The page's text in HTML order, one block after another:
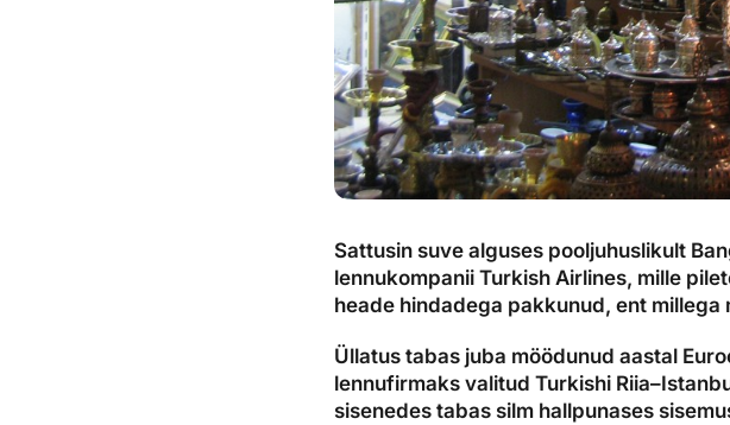
Sattusin suve alguses pooljuhuslikult
lennukompanii Turkish Airlines, mille
heade hindadega pakkunud, ent millega
Üllatus tabas juba möödunud aastal
lennufirmaks valitud Turkishi
sisenedes tabas silm hallpunases